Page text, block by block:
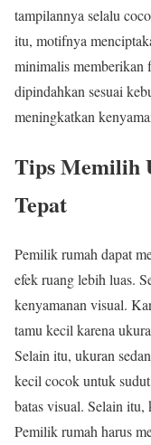
tampilannya selalu
itu, motifnya
minimalis memberikan
dipindahkan sesuai
meningkatkan
Tips Memilih
Tepat
Pemilik rumah dapat
efek ruang lebih luas.
kenyamanan visual.
tamu kecil karena
Selain itu, ukuran
kecil cocok untuk
batas visual. Selain itu,
Pemilik rumah harus